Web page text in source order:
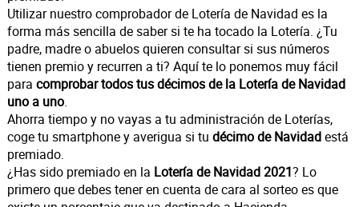
Utilizar nuestro comprobador de Lotería de Navidad es la
forma más sencilla de saber si te ha tocado la Lotería. ¿Tu
padre, madre o abuelos quieren consultar si sus números
tienen premio y recurren a ti? Aquí te lo ponemos muy fácil
para comprobar todos tus décimos de la Lotería de Navidad
uno a uno.
Ahorra tiempo y no vayas a tu administración de Loterías,
coge tu smartphone y averigua si tu décimo de Navidadestá
premiado.
¿Has sido premiado en la Lotería de Navidad 2021? Lo
primero que debes tener en cuenta de cara al sorteo es que